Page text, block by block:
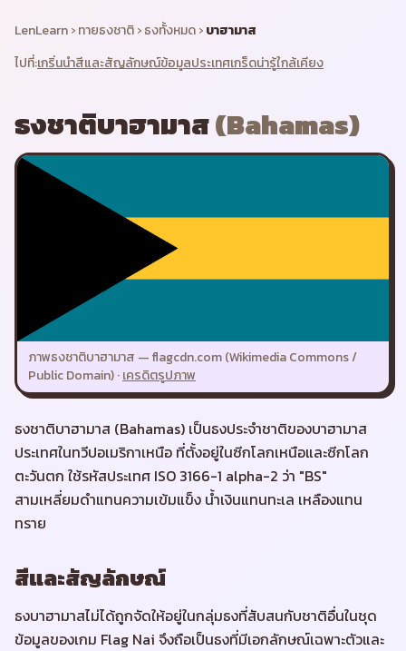
LenLearn›ทายธงชาติ›ธงทั้งหมด›บาฮามาส
ไปที่:เกริ่นนำสีและสัญลักษณ์ข้อมูลประเทศเกร็ดน่ารู้ใกล้เคียง
ธงชาติบาฮามาส(Bahamas)
ภาพธงชาติบาฮามาส —flagcdn.com (Wikimedia Commons /
Public Domain)·เครดิตรูปภาพ
ธงชาติบาฮามาส (Bahamas) เป็นธงประจำชาติของบาฮามาส
ประเทศในทวีปอเมริกาเหนือ ที่ตั้งอยู่ในซีกโลกเหนือและซีกโลก
ตะวันตก ใช้รหัสประเทศ ISO 3166-1 alpha-2 ว่า "BS"
สามเหลี่ยมดำแทนความเข้มแข็ง น้ำเงินแทนทะเล เหลืองแทน
ทราย
สีและสัญลักษณ์
ธงบาฮามาสไม่ได้ถูกจัดให้อยู่ในกลุ่มธงที่สับสนกับชาติอื่นในชุด
ข้อมูลของเกม Flag Nai จึงถือเป็นธงที่มีเอกลักษณ์เฉพาะตัวและ